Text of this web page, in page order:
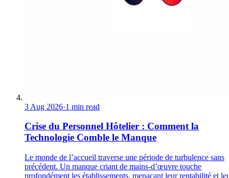
3 Aug 2026·1 min read
Crise du Personnel Hôtelier : Comment la
Technologie Comble le Manque
Le monde de l’accueil traverse une période de turbulence sans
précédent. Un manque criant de mains-d’œuvre touche
profondément les établissements, menaçant leur rentabilité et